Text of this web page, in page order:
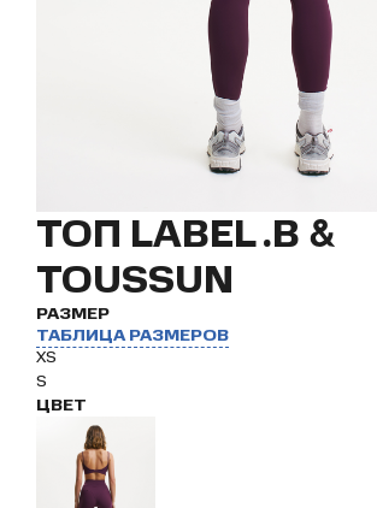
ТОП LABEL .B &
TOUSSUN
РАЗМЕР
ТАБЛИЦА РАЗМЕРОВ
XS
S
ЦВЕТ